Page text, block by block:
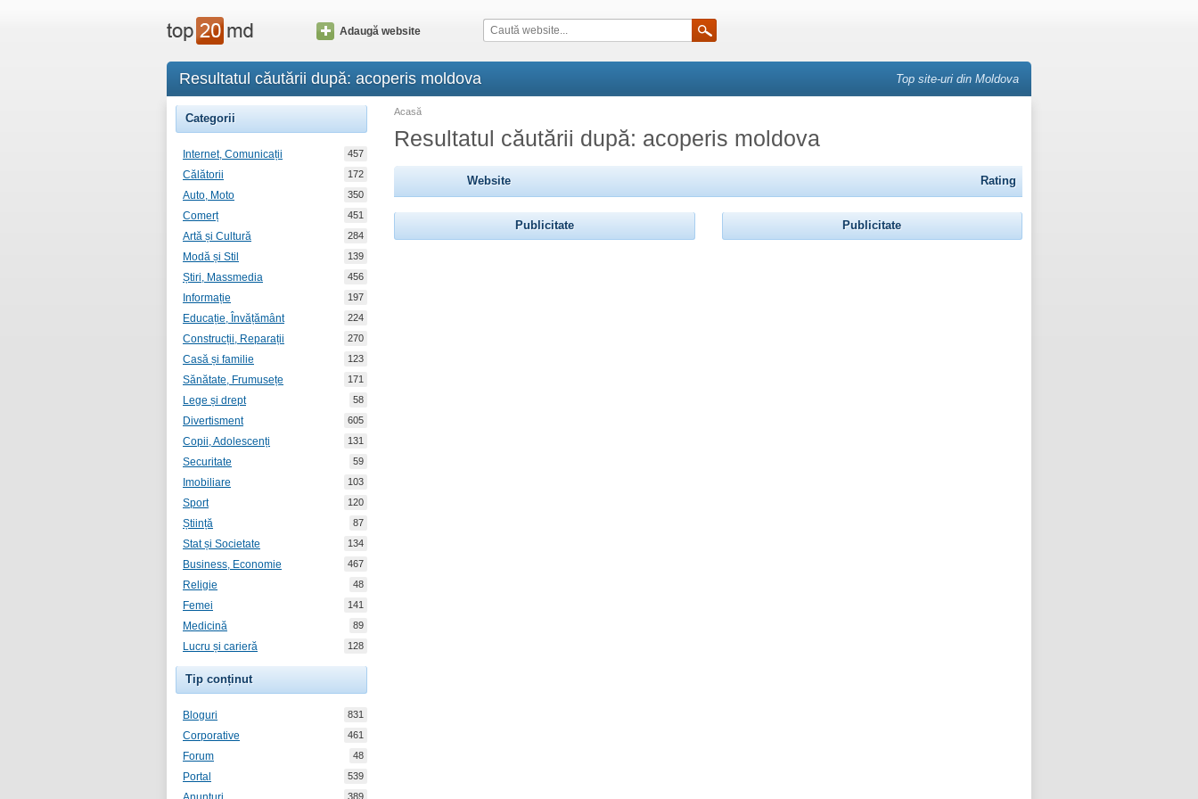
Adaugă website
Resultatul căutării după: acoperis moldova Top site-uri din Moldova
Categorii
Internet, Comunicații 457
Călătorii 172
Auto, Moto 350
Comerț 451
Artă și Cultură 284
Modă și Stil 139
Știri, Massmedia 456
Informație 197
Educație, Învățământ 224
Construcții, Reparații 270
Casă și familie 123
Sănătate, Frumusețe 171
Lege și drept 58
Divertisment 605
Copii, Adolescenți 131
Securitate 59
Imobiliare 103
Sport 120
Știință 87
Stat și Societate 134
Business, Economie 467
Religie 48
Femei 141
Medicină 89
Lucru și carieră 128
Tip conținut
Bloguri 831
Corporative 461
Forum 48
Portal 539
389
Acasă
Resultatul căutării după: acoperis moldova
Website Rating
Publicitate Publicitate